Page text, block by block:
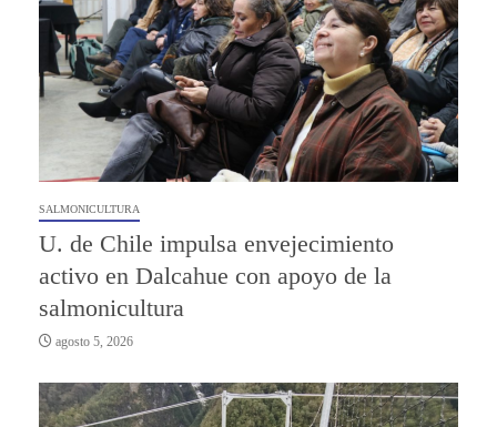
SALMONICULTURA
U. de Chile impulsa envejecimiento
activo en Dalcahue con apoyo de la
salmonicultura
agosto 5, 2026